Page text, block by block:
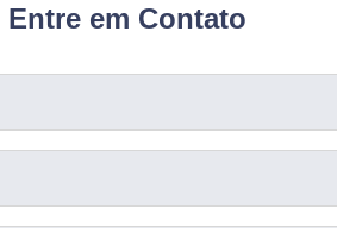
Entre em Contato